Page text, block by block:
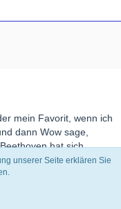
mein Favorit, wenn ich
dann Wow sage,
hat sich
er kommt gleich zur
irgendwie doch
unserer Seite erklären Sie